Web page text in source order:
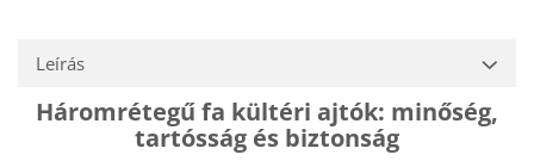
Leírás
Háromrétegű fa kültéri ajtók: minőség,
tartósság és biztonság